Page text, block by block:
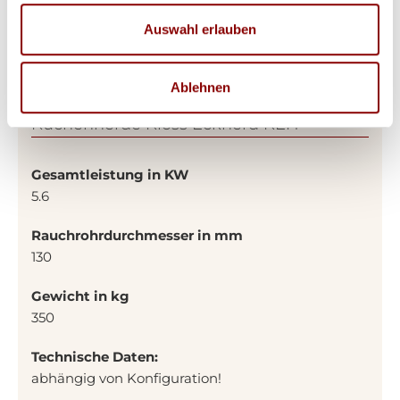
Auswahl erlauben
Ablehnen
Produktdetails
Küchenherde Kloss Eckherd KEH
Gesamtleistung in KW
5.6
Rauchrohrdurchmesser in mm
130
Gewicht in kg
350
Technische Daten:
abhängig von Konfiguration!